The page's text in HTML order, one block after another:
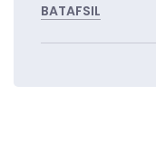
BATAFSIL